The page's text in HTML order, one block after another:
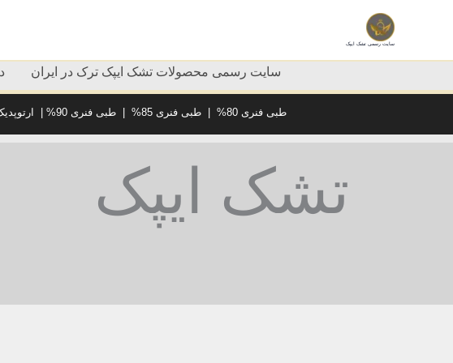
سایت رسمی تشک ایپک
سایت رسمی محصولات تشک ایپک ترک در ایران
طبی فنری 80% |طبی فنری 85% |طبی فنری 90%
تشک ایپک